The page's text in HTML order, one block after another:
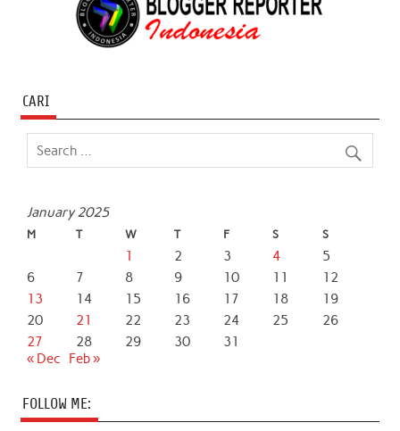
CARI
January 2025
M T W T F S S
1 2 3 4
5
6
7 8 9 10 11
12
13
14 15 16 17 18
19
20
21 22 23 24 25
26
27
28 29 30
31
« Dec
Feb »
FOLLOW ME: